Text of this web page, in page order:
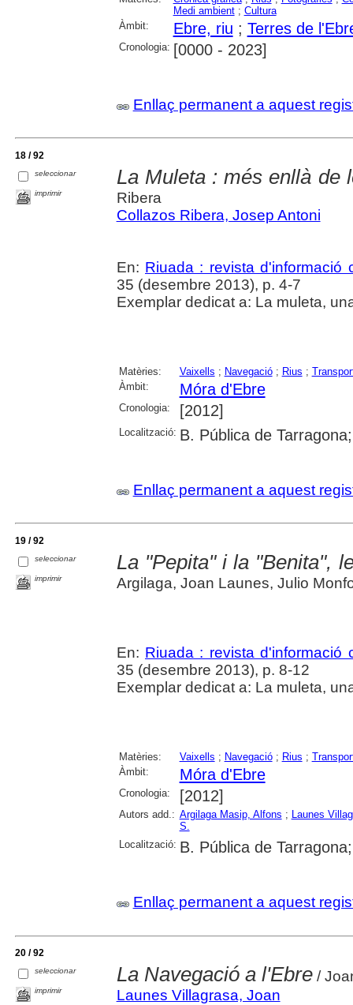
Medi ambient; Cultura
Àmbit:
Ebre, riu ; Terres de
Cronologia: [0000 - 2023]
Enllaç permanent a aquest
18 / 92
seleccionar
imprimir
La Muleta : més enllà de
Ribera
Collazos Ribera, Josep Antoni
En: Riuada : revista d'informació
35 (desembre 2013), p. 4-7
Exemplar dedicat a: La muleta,
Matèries: Vaixells ; Navegació; Rius ;
Àmbit:
Móra d'Ebre
Cronologia: [2012]
Localització: B. Pública de
Enllaç permanent a aquest
19 / 92
seleccionar
imprimir
La "Pepita" i la "Benita",
Argilaga, Joan Launes, Julio
En: Riuada : revista d'informació
35 (desembre 2013), p. 8-12
Exemplar dedicat a: La muleta,
Matèries: Vaixells ; Navegació; Rius ;
Àmbit:
Móra d'Ebre
Cronologia: [2012]
Autors add.: Argilaga Masip, Alfons ; Launes
S.
Localització: B. Pública de
Enllaç permanent a aquest
20 / 92
seleccionar
imprimir
La Navegació a l'Ebre/
Launes Villagrasa, Joan